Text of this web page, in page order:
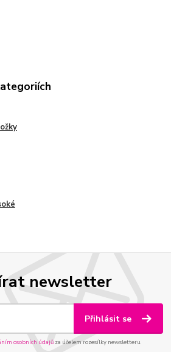
newsletter
Přihlásit se
osobních údajůza účelem rozesílky newsletteru.